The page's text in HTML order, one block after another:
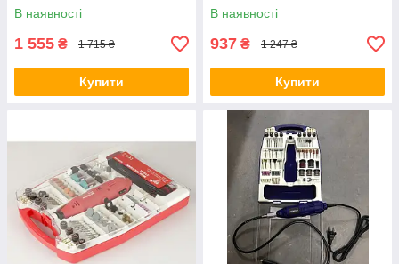
В наявності
1 555 ₴ 1 715 ₴
Купити
В наявності
937 ₴ 1 247 ₴
Купити